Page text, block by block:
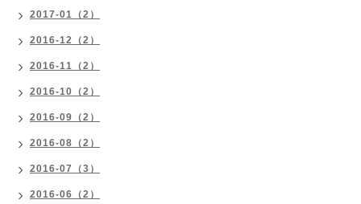
2017-01（2）
2016-12（2）
2016-11（2）
2016-10（2）
2016-09（2）
2016-08（2）
2016-07（3）
2016-06（2）